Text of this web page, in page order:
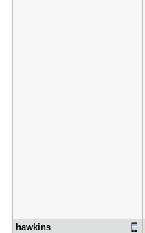
hawkins